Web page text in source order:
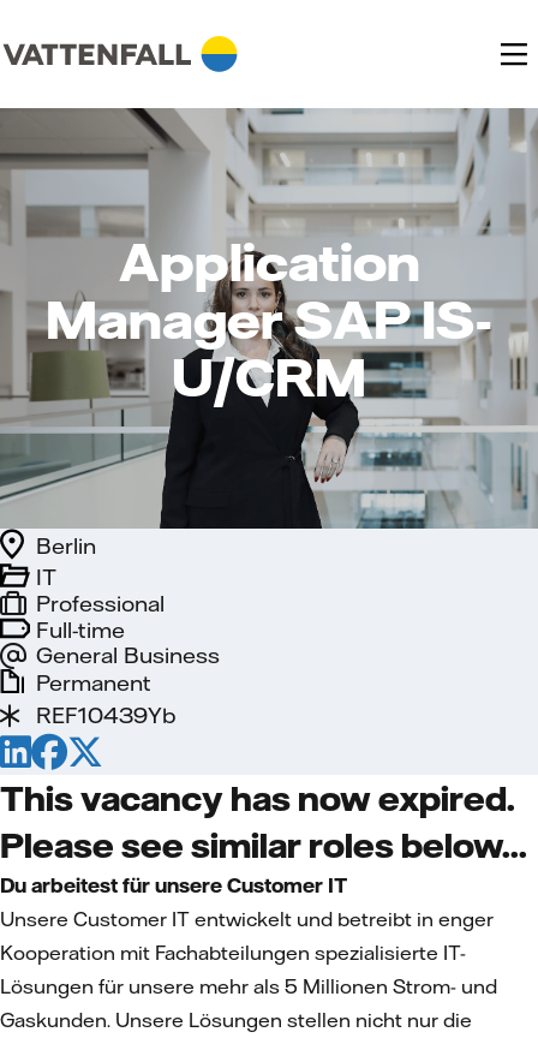
Application
Manager SAP IS-
U/CRM
Full-time
General Business
IT
Berlin
Professional
Permanent
REF10439Yb
This vacancy has now expired.
Please see similar roles below...
Du arbeitest für unsere Customer IT
Unsere Customer IT entwickelt und betreibt in enger
Kooperation mit Fachabteilungen spezialisierte IT-
Lösungen für unsere mehr als 5 Millionen Strom- und
Gaskunden. Unsere Lösungen stellen nicht nur die